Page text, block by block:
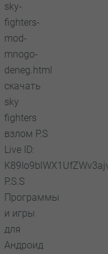
sky-
fighters-
mod-
mnogo-
deneg.html
скачать
sky
fighters
взлом P.S
Live ID:
P.S.S
Программы
и игры
для
Андроид